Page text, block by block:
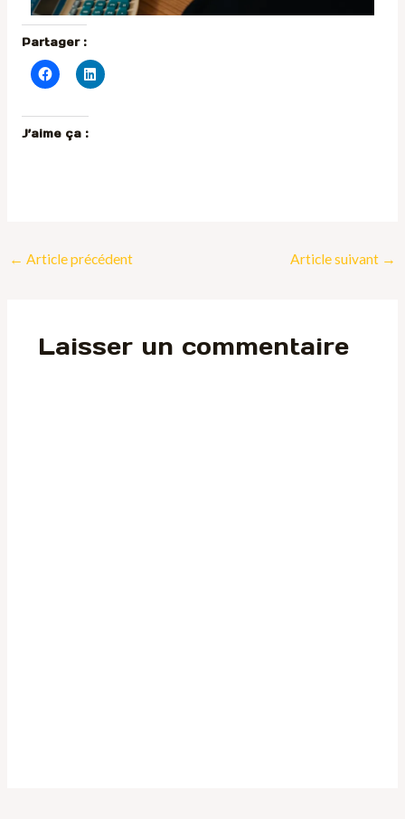
Partager :
J’aime ça :
← Article précédent Article suivant →
Laisser un commentaire